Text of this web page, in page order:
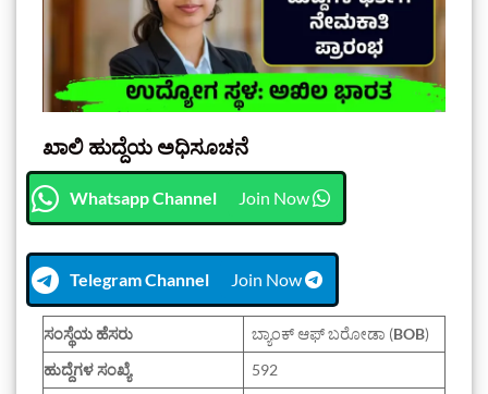
ಖಾಲಿ ಹುದ್ದೆಯ ಅಧಿಸೂಚನೆ
Whatsapp Channel Join Now
Telegram Channel Join Now
ಸಂಸ್ಥೆಯ ಹೆಸರು ಬ್ಯಾಂಕ್ ಆಫ್ ಬರೋಡಾ (BOB)
ಹುದ್ದೆಗಳ ಸಂಖ್ಯೆ
592